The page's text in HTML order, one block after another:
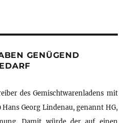
GENÜGEND
des Gemischtwarenladens mit
Georg Lindenau, genannt HG,